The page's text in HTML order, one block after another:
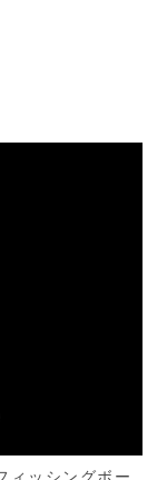
ィッシングボー